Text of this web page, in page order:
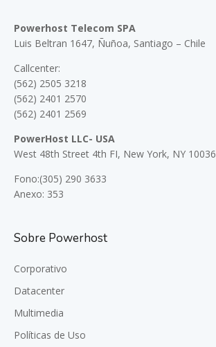
Powerhost Telecom SPA
Luis Beltran 1647, Ñuñoa, Santiago – Chile
Callcenter:
(562) 2505 3218
(562) 2401 2570
(562) 2401 2569
PowerHost LLC- USA
West 48th Street 4th FI, New York, NY 10036
Fono:(305) 290 3633
Anexo: 353
Sobre Powerhost
Corporativo
Datacenter
Multimedia
Políticas de Uso